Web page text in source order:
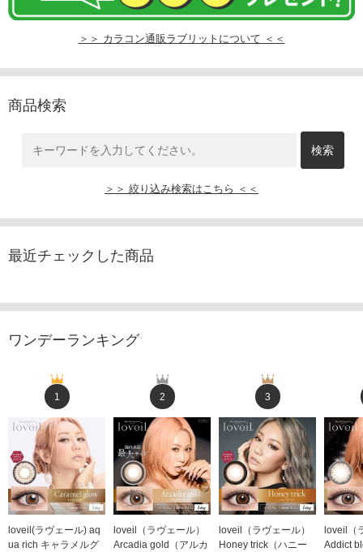
＞＞ カラコン通販ラブリットについて ＜＜
商品検索
＞＞ 絞り込み検索はこちら ＜＜
最近チェックした商品
ワンデーランキング
1
loveil(ラヴェール) aq
ua rich キャラメルグ
2
loveil（ラヴェール）
Arcadia gold（アルカ
3
loveil（ラヴェール）
Honey trick（ハニー
loveil（
Addict